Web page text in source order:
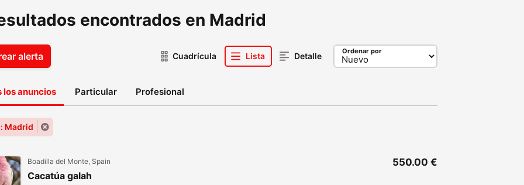
encontrados en Madrid
alerta Cuadrícula Lista Detalle Ordenar por
los anuncios Particular Profesional
Madrid
Boadilla del Monte, Spain
Cacatúa galah
550.00 €